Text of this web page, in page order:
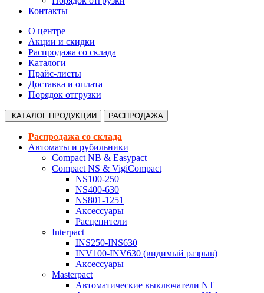
Контакты
О центре
Акции и скидки
Распродажа со склада
Каталоги
Прайс-листы
Доставка и оплата
Порядок отгрузки
КАТАЛОГ ПРОДУКЦИИ РАСПРОДАЖА
Распродажа со склада
Автоматы и рубильники
Compact NB & Easypact
Compact NS & VigiCompact
NS100-250
NS400-630
NS801-1251
Аксессуары
Расцепители
Interpact
INS250-INS630
INV100-INV630 (видимый разрыв)
Аксессуары
Masterpact
Автоматические выключатели NT